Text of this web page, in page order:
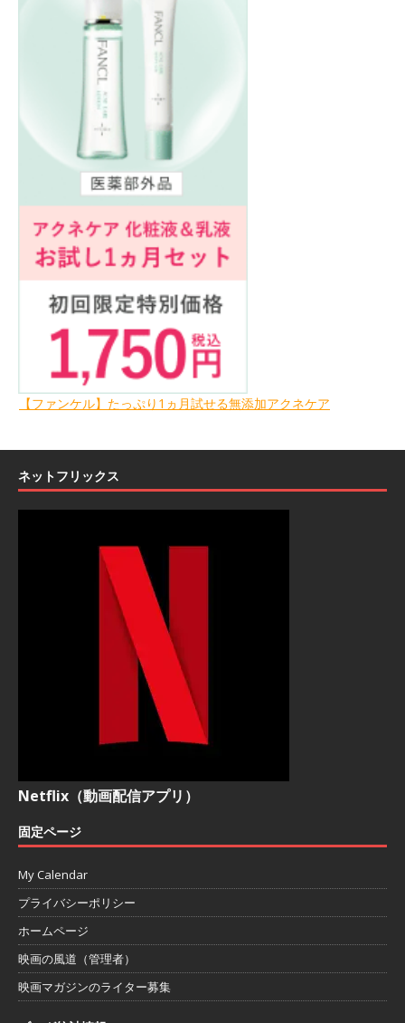
【ファンケル】たっぷり1ヵ月試せる無添加アクネケア
ネットフリックス
Netflix（動画配信アプリ）
固定ページ
My Calendar
プライバシーポリシー
ホームページ
映画の風道（管理者）
映画マガジンのライター募集